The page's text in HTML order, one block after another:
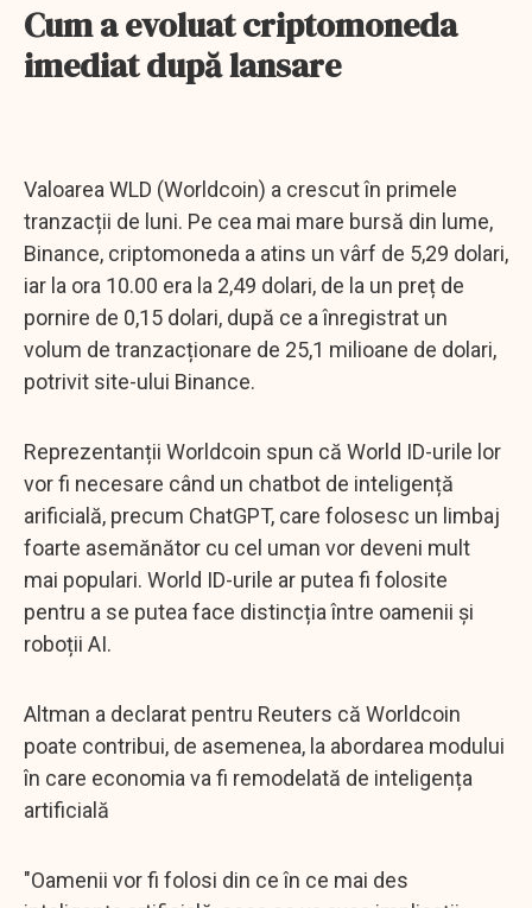
Cum a evoluat criptomoneda
imediat după lansare
Valoarea WLD (Worldcoin) a crescut în primele
tranzacții de luni. Pe cea mai mare bursă din lume,
Binance, criptomoneda a atins un vârf de 5,29 dolari,
iar la ora 10.00 era la 2,49 dolari, de la un preț de
pornire de 0,15 dolari, după ce a înregistrat un
volum de tranzacționare de 25,1 milioane de dolari,
potrivit site-ului Binance.
Reprezentanții Worldcoin spun că World ID-urile lor
vor fi necesare când un chatbot de inteligență
arificială, precum ChatGPT, care folosesc un limbaj
foarte asemănător cu cel uman vor deveni mult
mai populari. World ID-urile ar putea fi folosite
pentru a se putea face distincția între oamenii și
roboții AI.
Altman a declarat pentru Reuters că Worldcoin
poate contribui, de asemenea, la abordarea modului
în care economia va fi remodelată de inteligența
artificială
"Oamenii vor fi folosi din ce în ce mai des